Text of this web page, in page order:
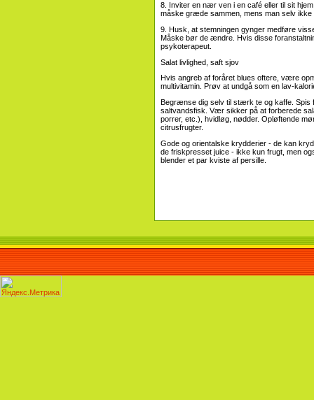
8. Inviter en nær ven i en café eller til sit
måske græde sammen, mens man selv
9. Husk, at stemningen gynger medføre
Måske bør de ændre. Hvis disse
psykoterapeut.
Salat livlighed, saft sjov
Hvis angreb af foråret blues oftere, være
multivitamin. Prøv at undgå som en lav-
Begrænse dig selv til stærk te og kaffe. Spis
saltvandsfisk. Vær sikker på at forberede
porrer, etc.), hvidløg, nødder. Opløftende
citrusfrugter.
Gode ​​og orientalske krydderier - de kan
de friskpresset juice - ikke kun frugt, men
blender et par kviste af persille.